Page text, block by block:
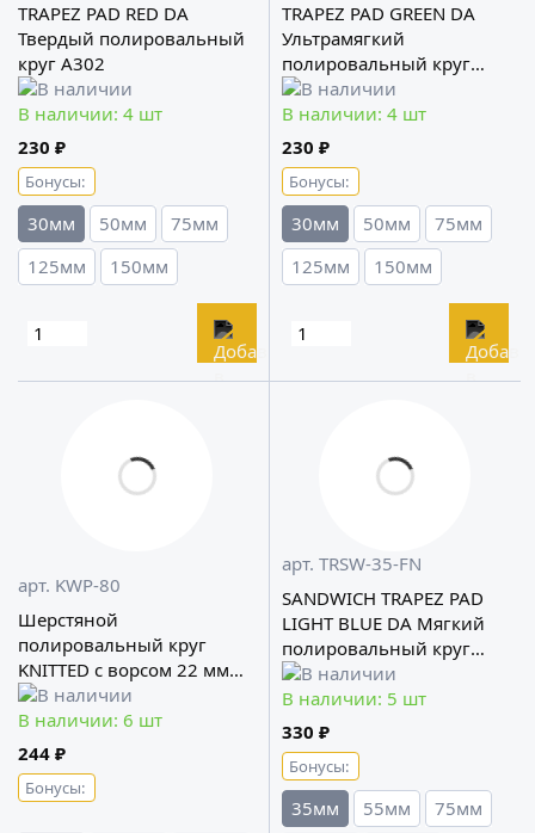
TRAPEZ PAD RED DA
Твердый полировальный
круг A302
В наличии: 4 шт
230 ₽
Бонусы:
30мм 50мм
75мм
125мм
150мм
TRAPEZ PAD GREEN DA
Ультрамягкий
полировальный круг
A302
В наличии: 4 шт
230 ₽
Бонусы:
30мм 50мм
75мм
125мм
150мм
арт. KWP-80
Шерстяной
полировальный круг
KNITTED с ворсом 22 мм
A302
В наличии: 6 шт
244 ₽
Бонусы:
арт. TRSW-35-FN
SANDWICH TRAPEZ PAD
LIGHT BLUE DA Мягкий
полировальный круг
A302
В наличии: 5 шт
330 ₽
Бонусы:
35мм 55мм
75мм